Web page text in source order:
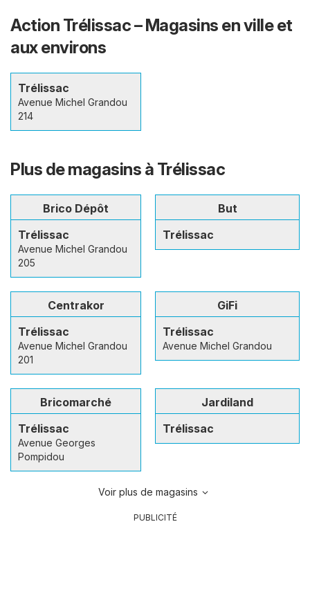
Action Trélissac – Magasins en ville et
aux environs
Trélissac
Avenue Michel Grandou
214
Plus de magasins à Trélissac
Brico Dépôt
Trélissac
Avenue Michel Grandou
205
But
Trélissac
Centrakor
Trélissac
Avenue Michel Grandou
201
GiFi
Trélissac
Avenue Michel Grandou
Bricomarché
Trélissac
Avenue Georges
Pompidou
Jardiland
Trélissac
Voir plus de magasins
PUBLICITÉ